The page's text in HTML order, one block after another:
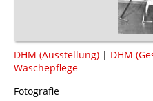
DHM (Ausstellung) | DHM
Wäschepflege
Fotografie